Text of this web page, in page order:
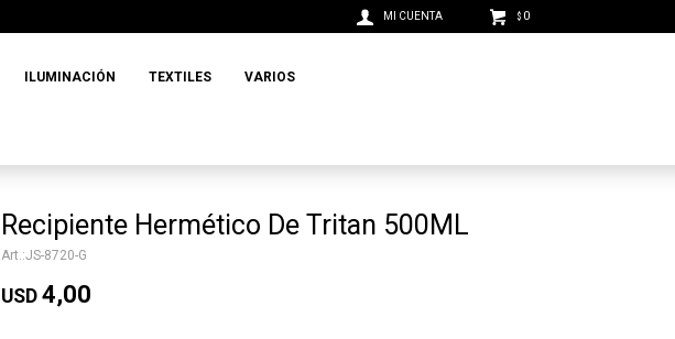
ILUMINACIÓN TEXTILES VARIOS
$ 0
Recipiente Hermético De Tritan 500ML
JS-8720-G
USD 4,00